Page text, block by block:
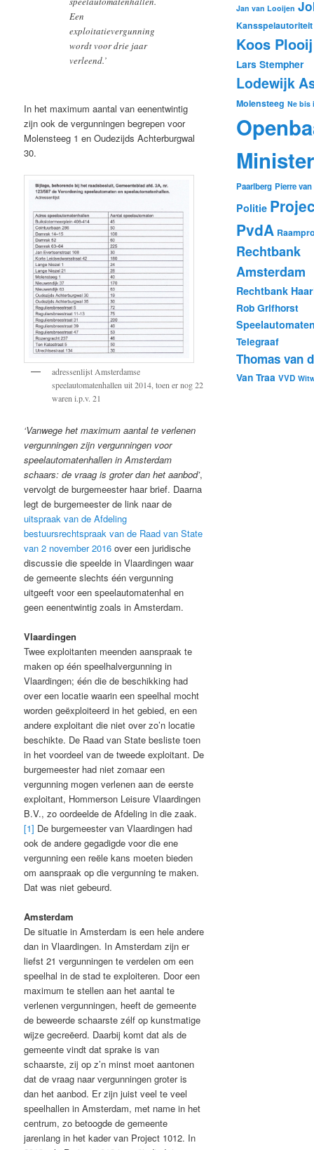
Een
exploitatievergunning
wordt voor drie jaar
verleend.’
In het maximum aantal van eenentwintig
zijn ook de vergunningen begrepen voor
Molensteeg 1 en Oudezijds Achterburgwal
30.
adressenlijst Amsterdamse
speelautomatenhallen uit 2014, toen er nog 22
waren i.p.v. 21
‘Vanwege het maximum aantal te verlenen
vergunningen zijn vergunningen voor
speelautomatenhallen in Amsterdam
schaars: de vraag is groter dan het aanbod’,
vervolgt de burgemeester haar brief. Daarna
legt de burgemeester de link naar de
uitspraak van de Afdeling
bestuursrechtspraak van de Raad van State
van 2 november 2016 over een juridische
discussie die speelde in Vlaardingen waar
de gemeente slechts één vergunning
uitgeeft voor een speelautomatenhal en
geen eenentwintig zoals in Amsterdam.
Vlaardingen
Twee exploitanten meenden aanspraak te
maken op één speelhalvergunning in
Vlaardingen; één die de beschikking had
over een locatie waarin een speelhal mocht
worden geëxploiteerd in het gebied, en een
andere exploitant die niet over zo’n locatie
beschikte. De Raad van State besliste toen
in het voordeel van de tweede exploitant. De
burgemeester had niet zomaar een
vergunning mogen verlenen aan de eerste
exploitant, Hommerson Leisure Vlaardingen
B.V., zo oordeelde de Afdeling in die zaak.
[1] De burgemeester van Vlaardingen had
ook de andere gegadigde voor die ene
vergunning een reële kans moeten bieden
om aanspraak op die vergunning te maken.
Dat was niet gebeurd.
Amsterdam
De situatie in Amsterdam is een hele andere
dan in Vlaardingen. In Amsterdam zijn er
liefst 21 vergunningen te verdelen om een
speelhal in de stad te exploiteren. Door een
maximum te stellen aan het aantal te
verlenen vergunningen, heeft de gemeente
de beweerde schaarste zélf op kunstmatige
wijze gecreëerd. Daarbij komt dat als de
gemeente vindt dat sprake is van
schaarste, zij op z’n minst moet aantonen
dat de vraag naar vergunningen groter is
dan het aanbod. Er zijn juist veel te veel
speelhallen in Amsterdam, met name in het
centrum, zo betoogde de gemeente
jarenlang in het kader van Project 1012. In
Jan van Looijen
Kansspelautoriteit
Koos Plooij
Lars Stempher
Lodewijk
Molensteeg Ne bis
Paarlberg Pierre
Politie
PvdA
Rechtbank
Amsterdam
Rechtbank
Rob Grifhorst
Telegraaf
Thomas van
Van Traa VVD